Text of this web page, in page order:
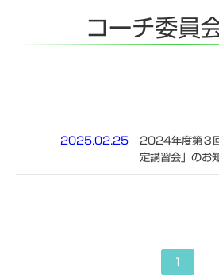
コーチ委員
2025.02.25
2024年度第３
定講習会」のお
1